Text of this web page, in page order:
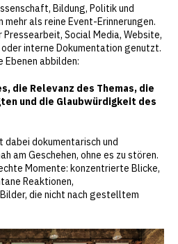
Bildung, Politik und
als reine Event-Erinnerungen.
Social Media, Website,
interne Dokumentation genutzt.
Ebenen abbilden:
die Relevanz des Themas, die
und die Glaubwürdigkeit des
dokumentarisch und
am Geschehen, ohne es zu stören.
Momente: konzentrierte Blicke,
Reaktionen,
die nicht nach gestelltem